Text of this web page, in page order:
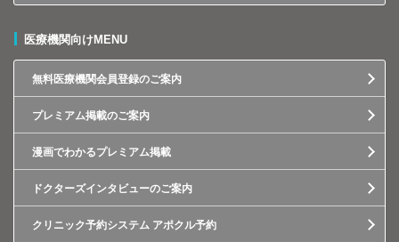
医療機関向けMENU
無料医療機関会員登録のご案内
プレミアム掲載のご案内
漫画でわかるプレミアム掲載
ドクターズインタビューのご案内
クリニック予約システム アポクル予約